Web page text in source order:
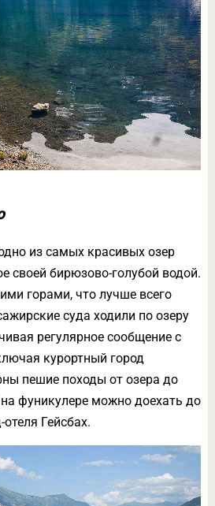
из самых красивых озер
своей бирюзово-голубой водой.
горами, что лучше всего
суда ходили по озеру
регулярное сообщение с
курортный город
пешие походы от озера до
фуникулере можно доехать до
Гейсбах.